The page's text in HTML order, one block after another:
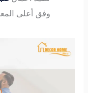
وفق أعلى